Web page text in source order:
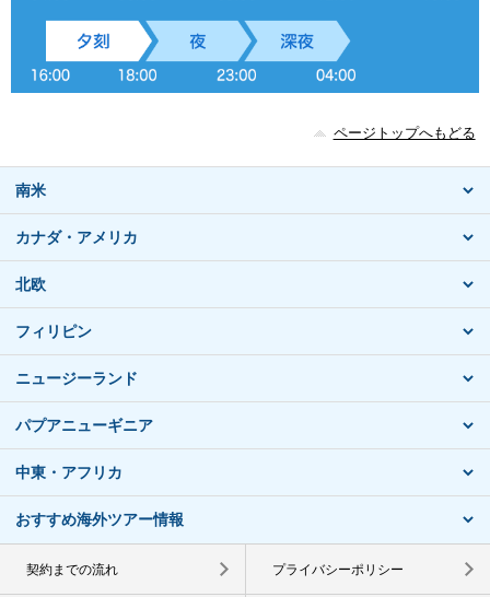
ページトップへもどる
南米
カナダ・アメリカ
北欧
フィリピン
ニュージーランド
パプアニューギニア
中東・アフリカ
おすすめ海外ツアー情報
契約までの流れ プライバシーポリシー